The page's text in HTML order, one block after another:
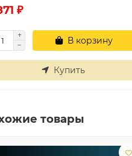
₽
В корзину
Купить
товары